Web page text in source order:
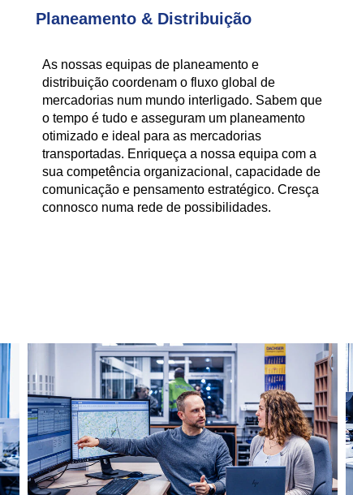
Planeamento & Distribuição
As nossas equipas de planeamento e
distribuição coordenam o fluxo global de
mercadorias num mundo interligado. Sabem que
o tempo é tudo e asseguram um planeamento
otimizado e ideal para as mercadorias
transportadas. Enriqueça a nossa equipa com a
sua competência organizacional, capacidade de
comunicação e pensamento estratégico. Cresça
connosco numa rede de possibilidades.